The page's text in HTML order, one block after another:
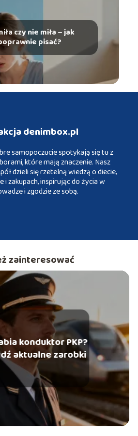
czy nie miła – jak
pisać?
denimbox.pl
samopoczucie spotykają się tu z
które mają znaczenie. Nasz
dzieli się rzetelną wiedzą o diecie,
i zakupach, inspirując do życia w
i zgodzie ze sobą.
zainteresować
konduktor PKP?
aktualne zarobki